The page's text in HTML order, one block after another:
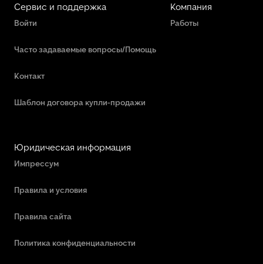
Сервис и поддержка
Войти
Часто задаваемые вопросы/Помощь
Контакт
Шаблон договора купли-продажи
Компания
Работы
Юридическая информация
Импрессум
Правила и условия
Правила сайта
Политика конфиденциальности